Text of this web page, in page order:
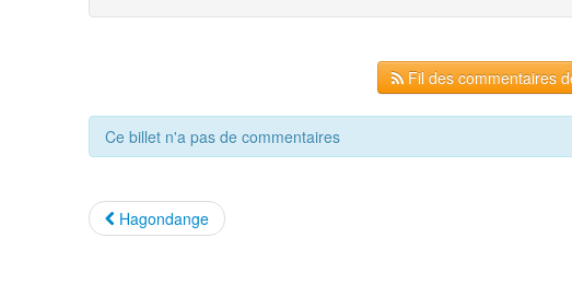
Fil des commentaires
Ce billet n'a pas de commentaires
Hagondange